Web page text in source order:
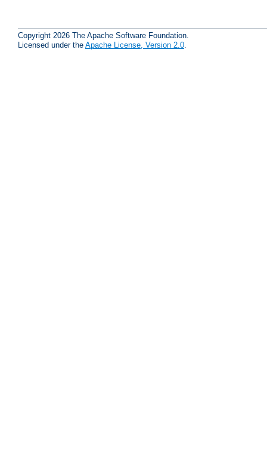
Copyright 2026 The Apache Software Foundation.
Licensed under the Apache License, Version 2.0